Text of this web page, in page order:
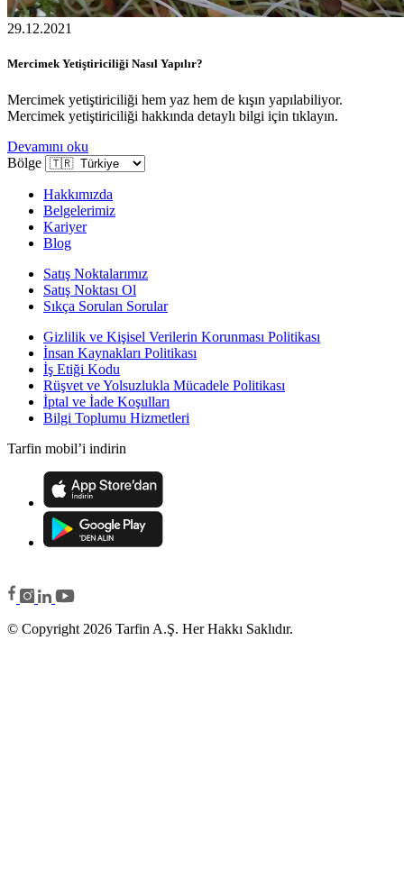
29.12.2021
Mercimek Yetiştiriciliği Nasıl Yapılır?
Mercimek yetiştiriciliği hem yaz hem de kışın yapılabiliyor.
Mercimek yetiştiriciliği hakkında detaylı bilgi için tıklayın.
Devamını oku
Bölge
Hakkımızda
Belgelerimiz
Kariyer
Blog
Satış Noktalarımız
Satış Noktası Ol
Sıkça Sorulan Sorular
Gizlilik ve Kişisel Verilerin Korunması Politikası
İnsan Kaynakları Politikası
İş Etiği Kodu
Rüşvet ve Yolsuzlukla Mücadele Politikası
İptal ve İade Koşulları
Bilgi Toplumu Hizmetleri
Tarfin mobil’i indirin
© Copyright 2026 Tarfin A.Ş. Her Hakkı Saklıdır.